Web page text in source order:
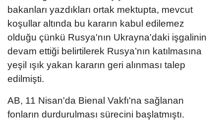
bakanları yazdıkları ortak mektupta, mevcut
koşullar altında bu kararın kabul edilemez
olduğu çünkü Rusya'nın Ukrayna'daki işgalinin
devam ettiği belirtilerek Rusya’nın katılmasına
yeşil ışık yakan kararın geri alınması talep
edilmişti.
AB, 11 Nisan'da Bienal Vakfı'na sağlanan
fonların durdurulması sürecini başlatmıştı.